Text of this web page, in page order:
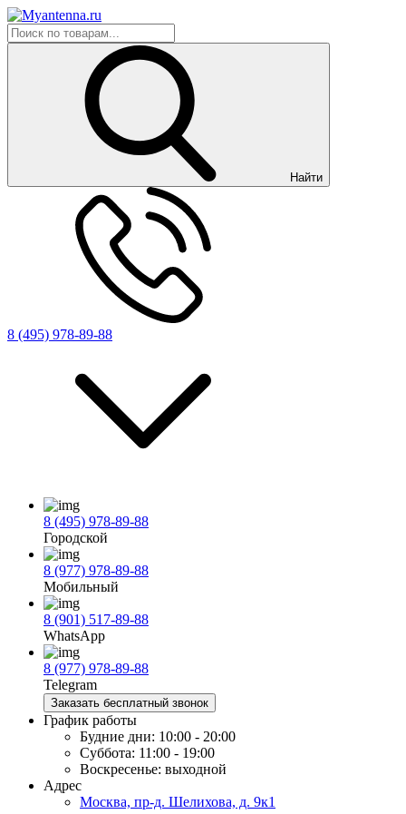
Найти
8 (495) 978-89-88
8 (495) 978-89-88
Городской
8 (977) 978-89-88
Мобильный
8 (901) 517-89-88
WhatsApp
8 (977) 978-89-88
Telegram
Заказать бесплатный звонок
График работы
Будние дни: 10:00 - 20:00
Суббота: 11:00 - 19:00
Воскресенье: выходной
Адрес
Москва, пр-д. Шелихова, д. 9к1